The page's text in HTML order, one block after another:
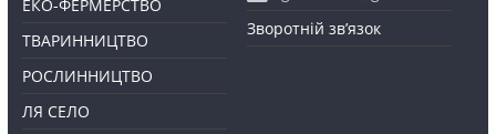
ЕКО-ФЕРМЕРСТВО
ТВАРИННИЦТВО
РОСЛИННИЦТВО
ЛЯ СЕЛО
Зворотній зв’язок